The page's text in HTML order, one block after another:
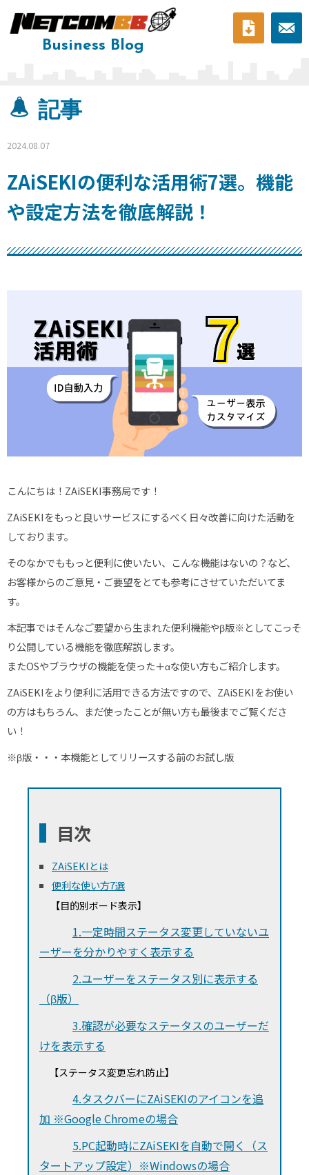
Business Blog
記事
2024.08.07
ZAiSEKIの便利な活用術7選。機能
や設定方法を徹底解説！
こんにちは！ ZAiSEKI事務局です！
ZAiSEKIをもっと良いサービスにするべく日々改善に向けた活動を
しております。
そのなかでももっと便利に使いたい、こんな機能はないの？など、
お客様からのご意見・ご要望をとても参考にさせていただいてま
す。
本記事ではそんなご要望から生まれた便利機能やβ版※としてこっそ
り公開している機能を徹底解説します。
またOSやブラウザの機能を使った＋αな使い方もご紹介します。
ZAiSEKIをより便利に活用できる方法ですので、ZAiSEKIをお使い
の方はもちろん、まだ使ったことが無い方も最後までご覧くださ
い！
※β版・・・本機能としてリリースする前のお試し版
目次
ZAiSEKIとは
便利な使い方7選
【目的別ボード表示】
1.一定時間ステータス変更していないユ
ーザーを分かりやすく表示する
2.ユーザーをステータス別に表示する
（β版）
3.確認が必要なステータスのユーザーだ
けを表示する
【ステータス変更忘れ防止】
4.タスクバーにZAiSEKIのアイコンを追
加 ※Google Chromeの場合
5.PC起動時にZAiSEKIを自動で開く（ス
タートアップ設定）※Windowsの場合